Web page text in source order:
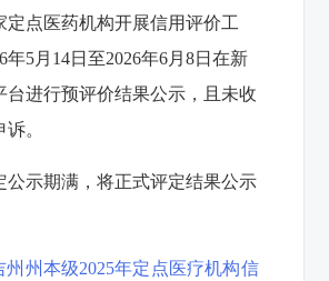
定点医药机构开展信用评价工
年5月14日至2026年6月8日在新
台进行预评价结果公示，且未收
。
公示期满，将正式评定结果公示
州州本级2025年定点医疗机构信